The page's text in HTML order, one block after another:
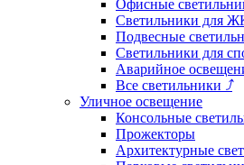
Офисные
Светильники для
Подвесные
Светильники для
Аварийное
Все светильники ⤴
Уличное освещение
Консольные
Прожекторы
Архитектурные